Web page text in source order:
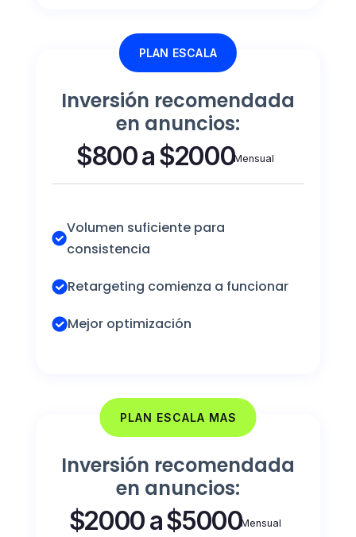
PLAN ESCALA
Inversión recomendada
en anuncios:
$800 a $2000Mensual
Volumen suficiente para
consistencia
Retargeting comienza a funcionar
Mejor optimización
PLAN ESCALA MAS
Inversión recomendada
en anuncios:
$2000 a $5000Mensual